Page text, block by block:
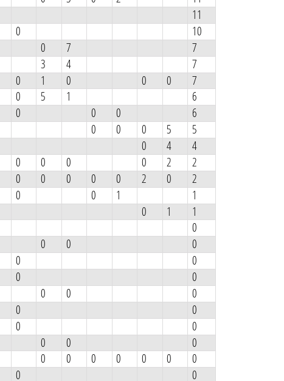
11
0
10
0 7
7
3 4
7
0 1 0 0 0
7
0 5 1
6
0 0 0
6
0 0 0 5
5
0 4
4
0 0 0 0 2
2
0 0 0 0 0 2 0
2
0 0 1
1
0 1
1
0
0 0
0
0
0
0
0
0 0
0
0
0
0
0
0 0
0
0 0 0 0 0 0
0
0
0